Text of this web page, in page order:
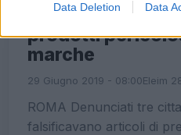
Data Deletion Data
ROMA
prodotti
marche
29 Giugno 2019 - 08:00Eleim
ROMA Denunciati tre
falsificavano articoli di